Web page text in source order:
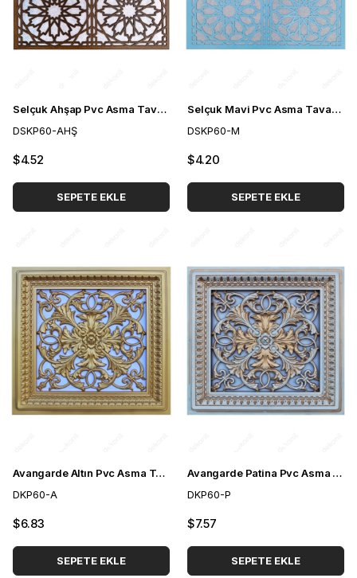
Selçuk Ahşap Pvc Asma Tavan Paneli 60*60 cm
DSKP60-AHŞ
$4.52
SEPETE EKLE
Selçuk Mavi Pvc Asma Tavan Paneli 60*60 cm
DSKP60-M
$4.20
SEPETE EKLE
Avangarde Altın Pvc Asma Tavan Paneli 60*60 cm
DKP60-A
$6.83
SEPETE EKLE
Avangarde Patina Pvc Asma Tavan Paneli 60*60 cm
DKP60-P
$7.57
SEPETE EKLE